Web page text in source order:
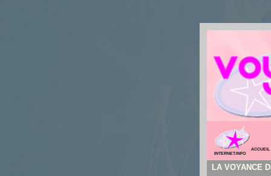
ACCUEIL
INTERNET.INFO
LA VOYANCE